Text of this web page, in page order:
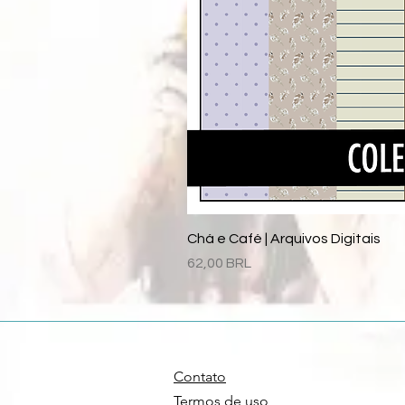
Chá e Café | Arquivos Digitais
Precio
62,00 BRL
Contato
Termos de uso